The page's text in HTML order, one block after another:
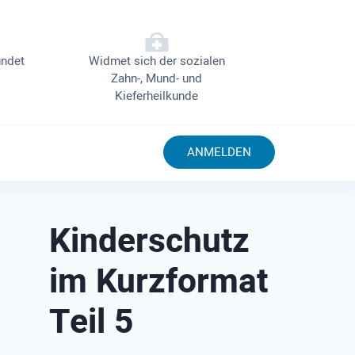
Widmet sich der sozialen
Zahn-, Mund- und
Kieferheilkunde
ANMELDEN
Kinderschutz
im Kurzformat
Teil 5